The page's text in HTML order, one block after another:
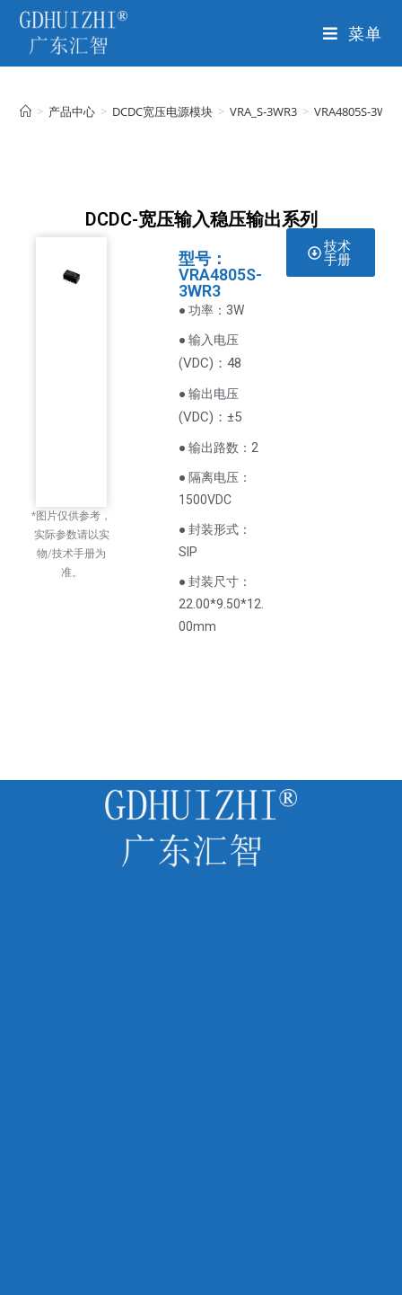
菜单
> 产品中心 > DCDC宽压电源模块 > VRA_S-3WR3 > VRA4805S-3WR3
DCDC-宽压输入稳压输出系列
*图片仅供参考，
实际参数请以实
物/技术手册为
准。
型号：
VRA4805S-
3WR3
● 功率：3W
● 输入电压
(VDC)：48
● 输出电压
(VDC) ：±5
● 输出路数：2
● 隔离电压：
1500VDC
● 封装形式：
SIP
● 封装尺寸：
22.00*9.50*12.
00mm
技术
手册